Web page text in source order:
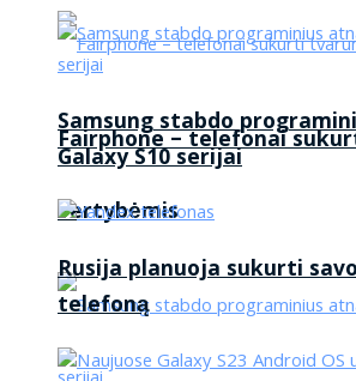
Fairphone – telefonai
vertybėmis
Samsung stabdo
Galaxy S10 serijai
Rusija planuoja sukurti
telefoną